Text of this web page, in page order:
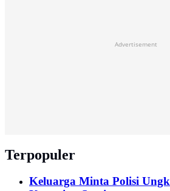
Advertisement
Terpopuler
Keluarga Minta Polisi